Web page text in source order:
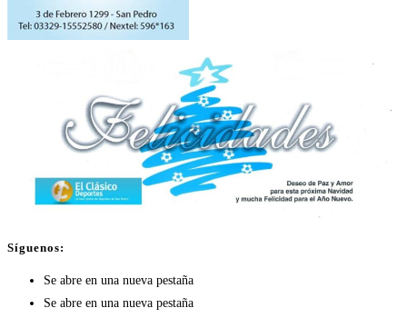
Síguenos:
Se abre en una nueva pestaña
Se abre en una nueva pestaña